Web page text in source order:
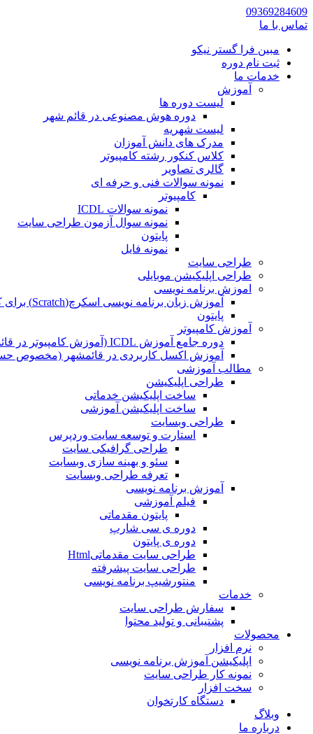
09369284609
تماس با ما
مبین فرا گستر نیکو
ثبت نام دوره
خدمات ما
آموزش
لیست دوره ها
دوره هوش مصنوعی در قائم شهر
لیست شهریه
مدرک های دانش آموزان
کلاس کنکور رشته کامپیوتر
گالری تصاویر
نمونه سوالات فنی و حرفه ای
کامپیوتر
نمونه سوالات ICDL
نمونه سوال آزمون طراحی سایت
پایتون
نمونه فایل
طراحی سایت
طراحی اپلیکیشن موبایلی
اموزش برنامه نویسی
آموزش زبان برنامه نویسی اسکرچ(Scratch) برای کودکان
پایتون
آموزش کامپیوتر
دوره جامع آموزش ICDL (آموزش کامپیوتر در قائمشهر)
آموزش اکسل کاربردی در قائمشهر (مخصوص
مطالب آموزشی
طراحی اپلیکیشن
ساخت اپلیکیشن خدماتی
ساخت اپلیکیشن آموزشی
طراحی وبسایت
استارت و توسعه سایت وردپرس
طراحی گرافیکی سایت
سئو و بهینه سازی وبسایت
تعرفه طراحی وبسایت
آموزش برنامه نویسی
فیلم آموزشی
پایتون مقدماتی
دوره ی سی شارپ
دوره ی پایتون
طراحی سایت مقدماتیHtml
طراحی سایت پیشرفته
منتورشیپ برنامه نویسی
خدمات
سفارش طراحی سایت
پشتیبانی و تولید محتوا
محصولات
نرم افزار
اپلیکیشن آموزش برنامه نویسی
نمونه کار طراحی سایت
سخت افزار
دستگاه کارتخوان
وبلاگ
درباره ما